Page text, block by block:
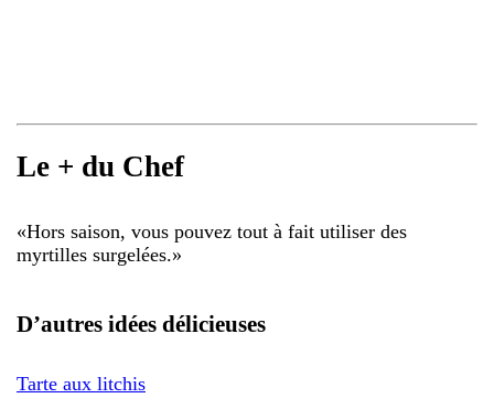
Le + du Chef
«Hors saison, vous pouvez tout à fait utiliser des
myrtilles surgelées.»
D’autres idées délicieuses
Tarte aux litchis